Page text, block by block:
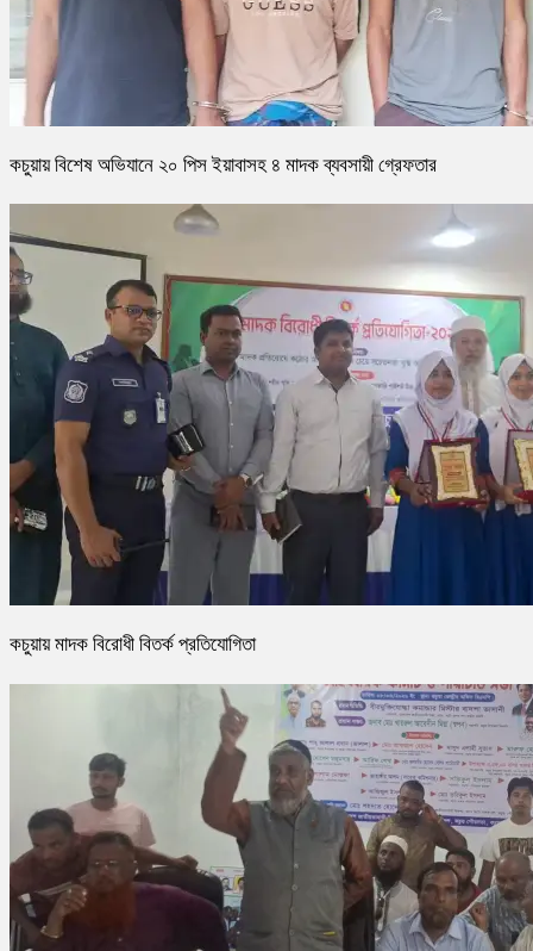
কচুয়ায় বিশেষ অভিযানে ২০ পিস ইয়াবাসহ ৪ মাদক ব্যবসায়ী গ্রেফতার
কচুয়ায় মাদক বিরোধী বিতর্ক প্রতিযোগিতা